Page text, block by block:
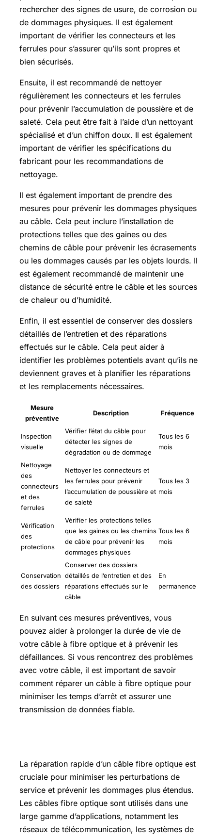
rechercher des signes de usure, de corrosion ou
de dommages physiques. Il est également
important de vérifier les connecteurs et les
ferrules pour s’assurer qu’ils sont propres et
bien sécurisés.
Ensuite, il est recommandé de nettoyer
régulièrement les connecteurs et les ferrules
pour prévenir l’accumulation de poussière et de
saleté. Cela peut être fait à l’aide d’un nettoyant
spécialisé et d’un chiffon doux. Il est également
important de vérifier les spécifications du
fabricant pour les recommandations de
nettoyage.
Il est également important de prendre des
mesures pour prévenir les dommages physiques
au câble. Cela peut inclure l’installation de
protections telles que des gaines ou des
chemins de câble pour prévenir les écrasements
ou les dommages causés par les objets lourds. Il
est également recommandé de maintenir une
distance de sécurité entre le câble et les sources
de chaleur ou d’humidité.
Enfin, il est essentiel de conserver des dossiers
détaillés de l’entretien et des réparations
effectués sur le câble. Cela peut aider à
identifier les problèmes potentiels avant qu’ils ne
deviennent graves et à planifier les réparations
et les remplacements nécessaires.
Mesure
préventive
Description Fréquence
Inspection
visuelle
Vérifier l’état du câble pour
détecter les signes de
dégradation ou de dommage
Tous les 6
mois
Nettoyage
des
connecteurs
et des
ferrules
Nettoyer les connecteurs et
les ferrules pour prévenir
l’accumulation de poussière et
de saleté
Tous les 3
mois
Vérification
des
protections
Vérifier les protections telles
que les gaines ou les chemins
de câble pour prévenir les
dommages physiques
Tous les 6
mois
Conservation
des dossiers
Conserver des dossiers
détaillés de l’entretien et des
réparations effectués sur le
câble
En
permanence
En suivant ces mesures préventives, vous
pouvez aider à prolonger la durée de vie de
votre câble à fibre optique et à prévenir les
défaillances. Si vous rencontrez des problèmes
avec votre câble, il est important de savoir
comment réparer un câble à fibre optique pour
minimiser les temps d’arrêt et assurer une
transmission de données fiable.
La réparation rapide d’un câble fibre optique est
cruciale pour minimiser les perturbations de
service et prévenir les dommages plus étendus.
Les câbles fibre optique sont utilisés dans une
large gamme d’applications, notamment les
réseaux de télécommunication, les systèmes de